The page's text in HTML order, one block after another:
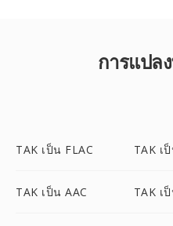
การแปล
TAK เป็น FLAC TAK เ
TAK เป็น AAC TAK เ